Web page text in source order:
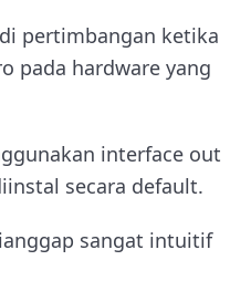
pertimbangan ketika
pada hardware yang
interface out
secara default.
sangat intuitif